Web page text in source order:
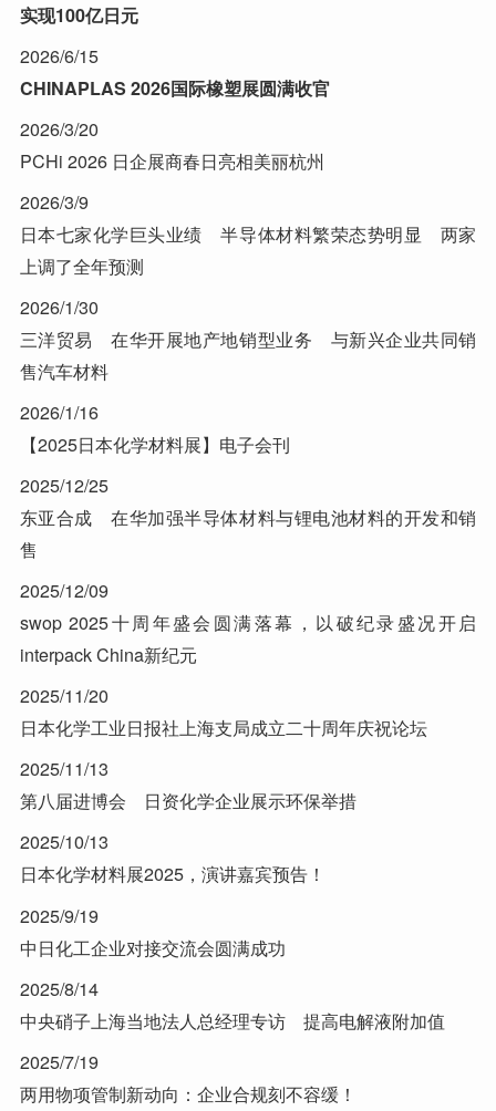
实现100亿日元
2026/6/15
CHINAPLAS 2026国际橡塑展圆满收官
2026/3/20
PCHi 2026 日企展商春日亮相美丽杭州
2026/3/9
日本七家化学巨头业绩 半导体材料繁荣态势明显 两家
上调了全年预测
2026/1/30
三洋贸易 在华开展地产地销型业务 与新兴企业共同销
售汽车材料
2026/1/16
【2025日本化学材料展】电子会刊
2025/12/25
东亚合成 在华加强半导体材料与锂电池材料的开发和销
售
2025/12/09
swop 2025十周年盛会圆满落幕，以破纪录盛况开启
interpack China新纪元
2025/11/20
日本化学工业日报社上海支局成立二十周年庆祝论坛
2025/11/13
第八届进博会 日资化学企业展示环保举措
2025/10/13
日本化学材料展2025，演讲嘉宾预告！
2025/9/19
中日化工企业对接交流会圆满成功
2025/8/14
中央硝子上海当地法人总经理专访 提高电解液附加值
2025/7/19
两用物项管制新动向：企业合规刻不容缓！